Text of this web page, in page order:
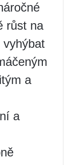
růst na
a
a